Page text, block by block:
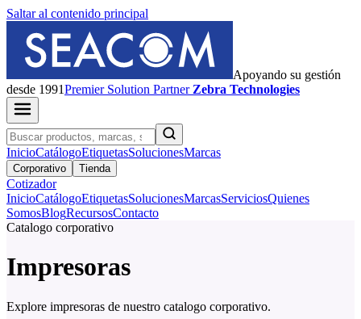
Saltar al contenido principal
Apoyando su gestión
desde 1991PremierSolution Partner Zebra Technologies
InicioCatálogoEtiquetasSolucionesMarcas
Corporativo Tienda
Cotizador
InicioCatálogoEtiquetasSolucionesMarcasServiciosQuienes
SomosBlogRecursosContacto
Catalogo corporativo
Impresoras
Explore impresoras de nuestro catalogo corporativo.